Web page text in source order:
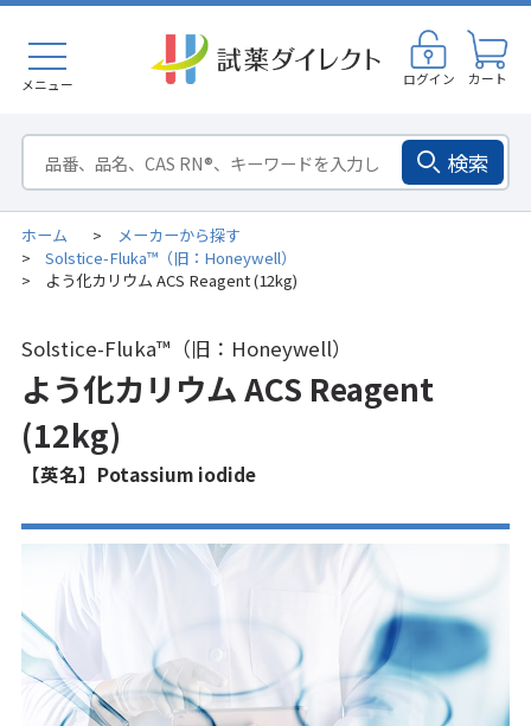
メニュー ログイン カート
検索
ホーム > メーカーから探す
> Solstice-Fluka™（旧：Honeywell）
> よう化カリウム ACS Reagent (12kg)
Solstice-Fluka™（旧：Honeywell）
よう化カリウム ACS Reagent
(12kg)
【英名】Potassium iodide